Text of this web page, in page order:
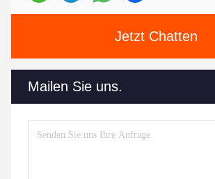
Jetzt Chatten
Mailen Sie uns.